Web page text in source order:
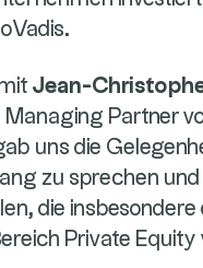
Jean-
Managing Partner
uns die
zu sprechen und
die insbesondere
Private